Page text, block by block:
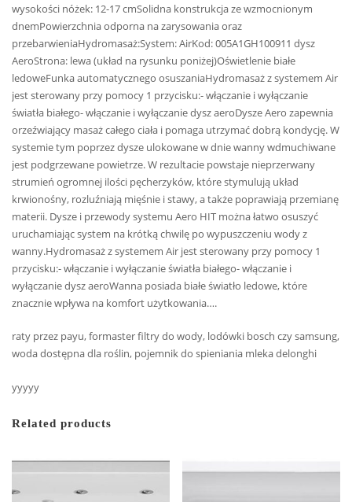
wysokości nóżek: 12-17 cmSolidna konstrukcja ze wzmocnionym
dnemPowierzchnia odporna na zarysowania oraz
przebarwieniaHydromasaż:System: AirKod: 005A1GH100911 dysz
AeroStrona: lewa (układ na rysunku poniżej)Oświetlenie białe
ledoweFunka automatycznego osuszaniaHydromasaż z systemem Air
jest sterowany przy pomocy 1 przycisku:- włączanie i wyłączanie
światła białego- włączanie i wyłączanie dysz aeroDysze Aero zapewnia
orzeźwiający masaż całego ciała i pomaga utrzymać dobrą kondycję. W
systemie tym poprzez dysze ulokowane w dnie wanny wdmuchiwane
jest podgrzewane powietrze. W rezultacie powstaje nieprzerwany
strumień ogromnej ilości pęcherzyków, które stymulują układ
krwionośny, rozluźniają mięśnie i stawy, a także poprawiają przemianę
materii. Dysze i przewody systemu Aero HIT można łatwo osuszyć
uruchamiając system na krótką chwilę po wypuszczeniu wody z
wanny.Hydromasaż z systemem Air jest sterowany przy pomocy 1
przycisku:- włączanie i wyłączanie światła białego- włączanie i
wyłączanie dysz aeroWanna posiada białe światło ledowe, które
znacznie wpływa na komfort użytkowania….
raty przez payu, formaster filtry do wody, lodówki bosch czy samsung,
woda dostępna dla roślin, pojemnik do spieniania mleka delonghi
yyyyy
Related products